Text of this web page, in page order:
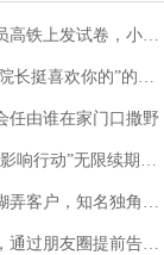
12306回应：列车员个人行为，不是铁路规定
被停职，被骚扰的当事人还有问题待解决
任由谁在家门口撒野
期，7月两国对轰数据均创纪录
法采取措施，“本人长期与美国交管局保持沟通，对方表示肯定”
元也全被退回，分文不少；顾客：言而有信，让人感动